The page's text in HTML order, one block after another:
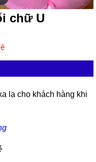
chữ U
lạ cho khách hàng khi